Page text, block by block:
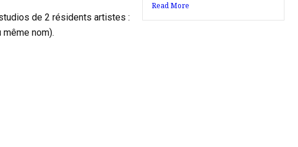
de 2 résidents artistes :
nom).
Read More